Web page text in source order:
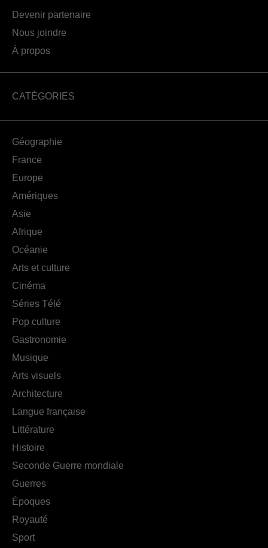
Devenir partenaire
Nous joindre
À propos
CATÉGORIES
Géographie
France
Europe
Amériques
Asie
Afrique
Océanie
Arts et culture
Cinéma
Séries Télé
Pop culture
Gastronomie
Musique
Arts visuels
Architecture
Langue française
Littérature
Histoire
Seconde Guerre mondiale
Guerres
Époques
Royauté
Sport